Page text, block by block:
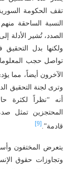
تقف الحكومة
النسبة الساحقة
الصدد، تُشير الأدلة
ولكنها بدل التحقيق
تواصل حجب
الآخرون أيضاً، مما
وترى لجنة التحقيق
أنه “نظراً لكثرة
المحتجزين تمثل
قادمة”. [9]
يتعرض المختفون
وتجاوزات حقوق